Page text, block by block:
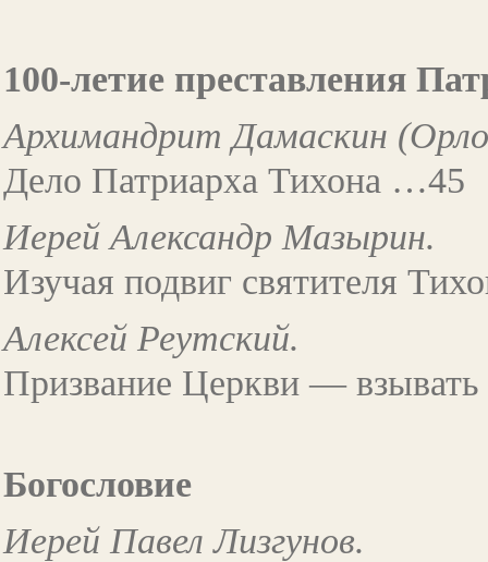
100-летие преставления
Архимандрит Дамаскин
Дело Патриарха Тихона …45
Иерей Александр Мазырин.
Изучая подвиг святителя
Алексей Реутский.
Призвание Церкви — взывать
Богословие
Иерей Павел Лизгунов.